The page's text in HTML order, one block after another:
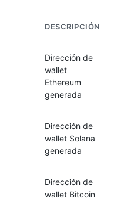
DESCRIPCIÓN
Dirección de
wallet
Ethereum
generada
Dirección de
wallet Solana
generada
Dirección de
wallet Bitcoin